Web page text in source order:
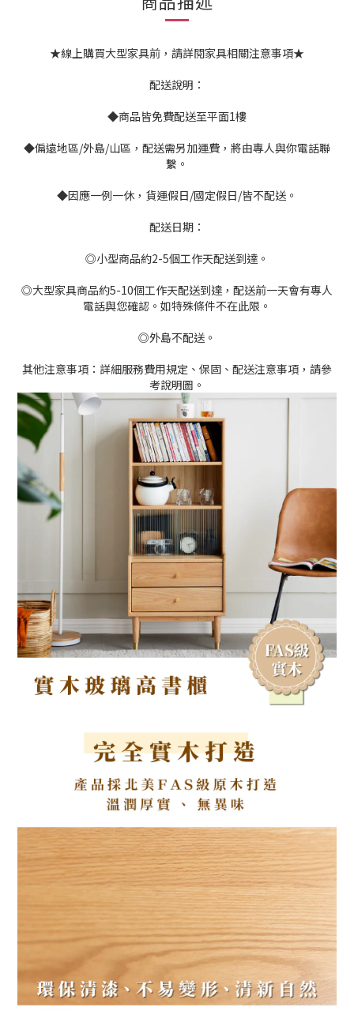
★線上購買大型家具前，請詳閱家具相關注意事項★
配送說明：
◆商品皆免費配送至平面1樓
◆偏遠地區/外島/山區，配送需另加運費，將由專人與你電話聯
繫。
◆因應一例一休，貨運假日/國定假日/皆不配送。
配送日期：
◎小型商品約2-5個工作天配送到達。
◎大型家具商品約5-10個工作天配送到達，配送前一天會有專人
電話與您確認。如特殊條件不在此限。
◎外島不配送。
其他注意事項：詳細服務費用規定、保固、配送注意事項，請參
考說明圖。